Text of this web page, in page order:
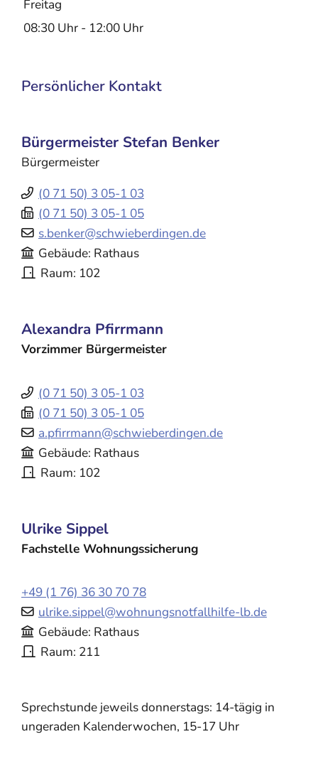
Freitag
08:30 Uhr - 12:00 Uhr
Persönlicher Kontakt
Bürgermeister Stefan Benker
Bürgermeister
(0 71 50) 3 05-1 03
(0 71 50) 3 05-1 05
s.benker@schwieberdingen.de
Gebäude Rathaus
Raum 102
Alexandra Pfirrmann
Vorzimmer Bürgermeister
(0 71 50) 3 05-1 03
(0 71 50) 3 05-1 05
a.pfirrmann@schwieberdingen.de
Gebäude Rathaus
Raum 102
Ulrike Sippel
Fachstelle Wohnungssicherung
+49 (1 76) 36 30 70 78
ulrike.sippel@wohnungsnotfallhilfe-lb.de
Gebäude Rathaus
Raum 211
Sprechstunde jeweils donnerstags: 14-tägig in
ungeraden Kalenderwochen, 15-17 Uhr